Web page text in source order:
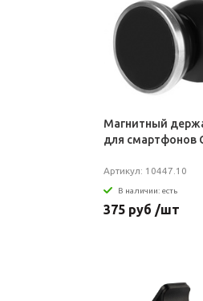
Магнитный
для смартфонов
Артикул: 10447.10
В наличии: есть
375 руб /шт